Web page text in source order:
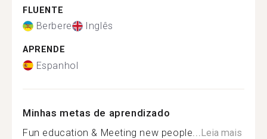
FLUENTE
Berbere Inglês
APRENDE
Espanhol
Minhas metas de aprendizado
Fun education & Meeting new people... Leia mais